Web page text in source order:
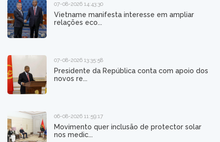
07-08-2026 14:43:30
Vietname manifesta interesse em ampliar
relações eco...
07-08-2026 13:35:58
Presidente da República conta com apoio dos
novos re...
06-08-2026 11:59:17
Movimento quer inclusão de protector solar
nos medic...